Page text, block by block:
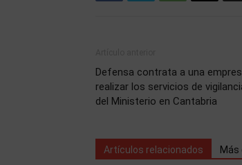
Defensa contrata a una
realizar los servicios de
del Ministerio en Cantabria
Artículos relacionados Más